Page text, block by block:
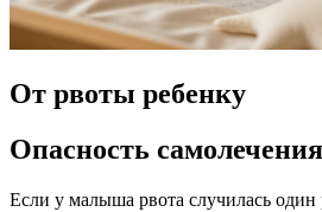
От рвоты ребенку
Опасность самолечения
Если у малыша рвота случилась один